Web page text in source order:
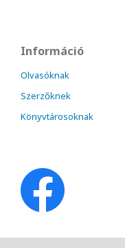
Információ
Olvasóknak
Szerzőknek
Könyvtárosoknak